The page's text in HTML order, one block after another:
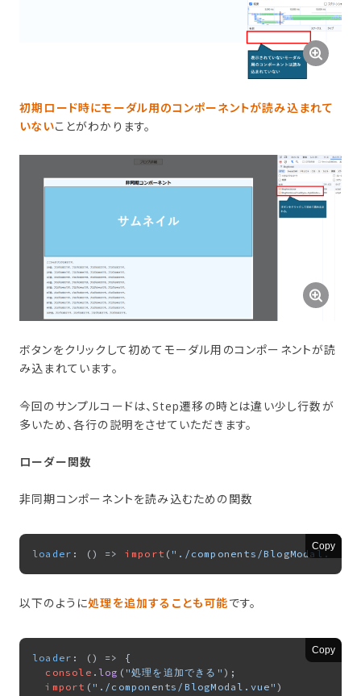
初期ロード時にモーダル用のコンポーネントが読み込まれて
いないことがわかります。
ボタンをクリックして初めてモーダル用のコンポーネントが読
み込まれています。
今回のサンプルコードは、Step遷移の時とは違い少し行数が
多いため、各行の説明をさせていただきます。
ローダー関数
非同期コンポーネントを読み込むための関数
Copy
loader : () => import ( "./components/BlogModal.vue"
以下のように処理を追加することも可能です。
Copy
loader : () =>
{
console . log ( "処理を追加できる" );
import ( "./components/BlogModal.vue" )